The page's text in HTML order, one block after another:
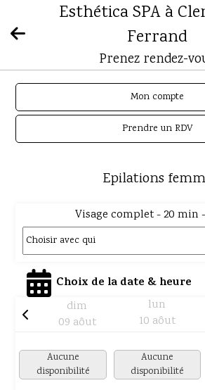
Esthética SPA à
Ferrand
Prenez rendez-
Mon compte
Prendre un RDV
Epilations
Visage complet - 20 min -
Choix de la date & heure
dim
09 aôut
lun
10 aôut
Aucune
disponibilité
Aucune
disponibilité